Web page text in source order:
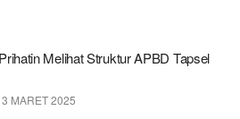
Melihat Struktur APBD Tapsel
MARET 2025